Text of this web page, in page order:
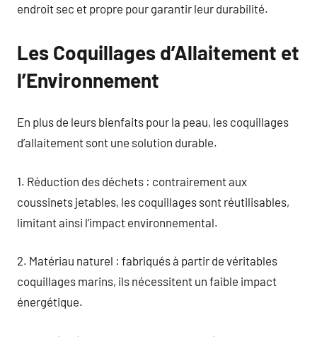
endroit sec et propre pour garantir leur durabilité.
Les Coquillages d’Allaitement et
l’Environnement
En plus de leurs bienfaits pour la peau, les coquillages
d’allaitement sont une solution durable.
1. Réduction des déchets : contrairement aux
coussinets jetables, les coquillages sont réutilisables,
limitant ainsi l’impact environnemental.
2. Matériau naturel : fabriqués à partir de véritables
coquillages marins, ils nécessitent un faible impact
énergétique.